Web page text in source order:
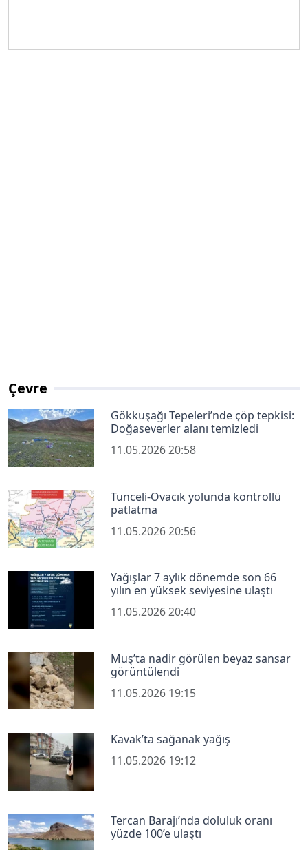
Çevre
Gökkuşağı Tepeleri’nde çöp tepkisi:
Doğaseverler alanı temizledi
11.05.2026 20:58
Tunceli-Ovacık yolunda kontrollü
patlatma
11.05.2026 20:56
Yağışlar 7 aylık dönemde son 66
yılın en yüksek seviyesine ulaştı
11.05.2026 20:40
Muş’ta nadir görülen beyaz sansar
görüntülendi
11.05.2026 19:15
Kavak’ta sağanak yağış
11.05.2026 19:12
Tercan Barajı’nda doluluk oranı
yüzde 100’e ulaştı